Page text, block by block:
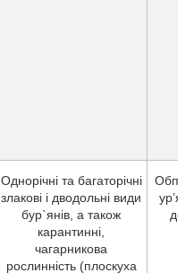
Однорічні та багаторічні
злакові і дводольні види
бур`янів, а також
карантинні,
чагарникова
рослинність (плоскуха
до